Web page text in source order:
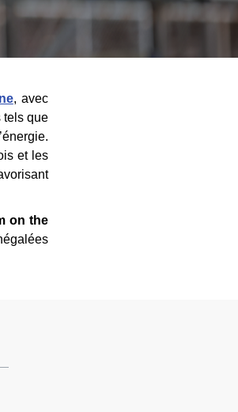
, avec
tels que
et les
on the